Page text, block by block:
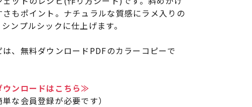
もポイント。ナチュラルな質感にラメ入りの
ンプルシックに仕上げます。
、無料ダウンロードPDFのカラーコピーで
ウンロードはこちら≫
単な会員登録が必要です）